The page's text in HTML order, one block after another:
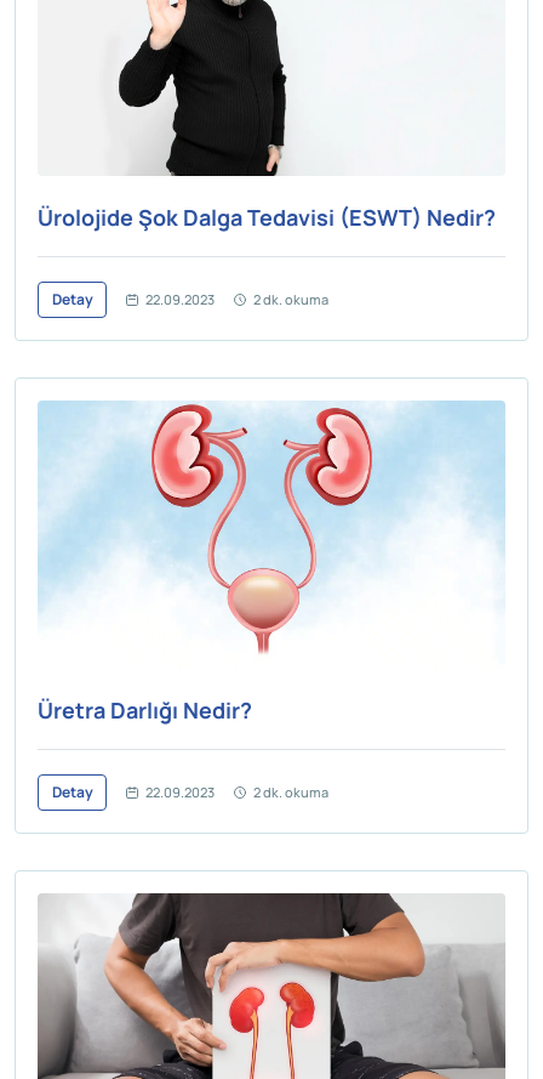
Ürolojide Şok Dalga Tedavisi (ESWT) Nedir?
Detay 22.09.2023 2 dk. okuma
Üretra Darlığı Nedir?
Detay 22.09.2023 2 dk. okuma